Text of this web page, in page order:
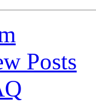
Posts